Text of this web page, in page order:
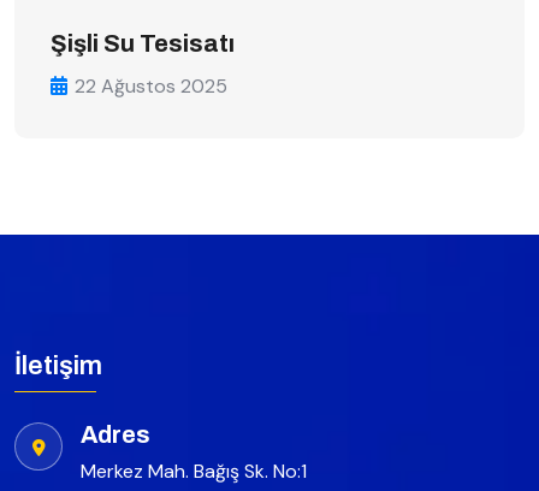
Şişli Su Tesisatı
22 Ağustos 2025
İletişim
Adres
Merkez Mah. Bağış Sk. No:1